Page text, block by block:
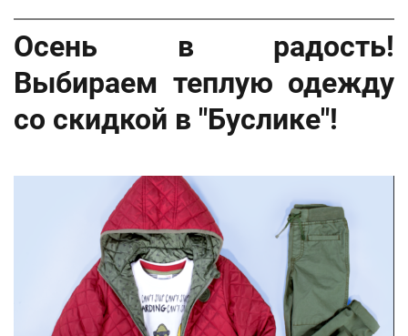
Осень в радость!
Выбираем теплую одежду
со скидкой в "Буслике"!